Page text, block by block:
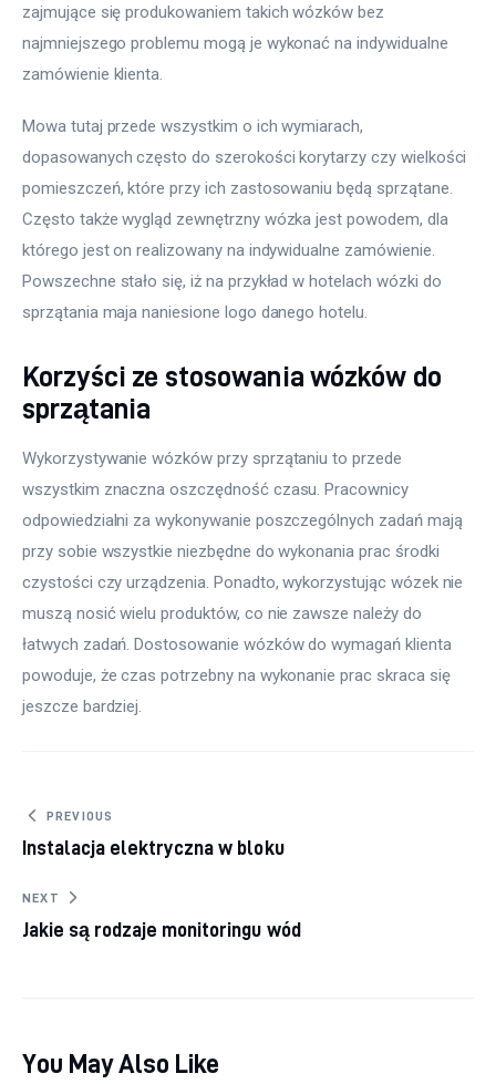
zajmujące się produkowaniem takich wózków bez
najmniejszego problemu mogą je wykonać na indywidualne
zamówienie klienta.
Mowa tutaj przede wszystkim o ich wymiarach,
dopasowanych często do szerokości korytarzy czy wielkości
pomieszczeń, które przy ich zastosowaniu będą sprzątane.
Często także wygląd zewnętrzny wózka jest powodem, dla
którego jest on realizowany na indywidualne zamówienie.
Powszechne stało się, iż na przykład w hotelach wózki do
sprzątania maja naniesione logo danego hotelu.
Korzyści ze stosowania wózków do
sprzątania
Wykorzystywanie wózków przy sprzątaniu to przede
wszystkim znaczna oszczędność czasu. Pracownicy
odpowiedzialni za wykonywanie poszczególnych zadań mają
przy sobie wszystkie niezbędne do wykonania prac środki
czystości czy urządzenia. Ponadto, wykorzystując wózek nie
muszą nosić wielu produktów, co nie zawsze należy do
łatwych zadań. Dostosowanie wózków do wymagań klienta
powoduje, że czas potrzebny na wykonanie prac skraca się
jeszcze bardziej.
Nawigacja wpisu
PREVIOUS
Instalacja elektryczna w bloku
NEXT
Jakie są rodzaje monitoringu wód
You May Also Like